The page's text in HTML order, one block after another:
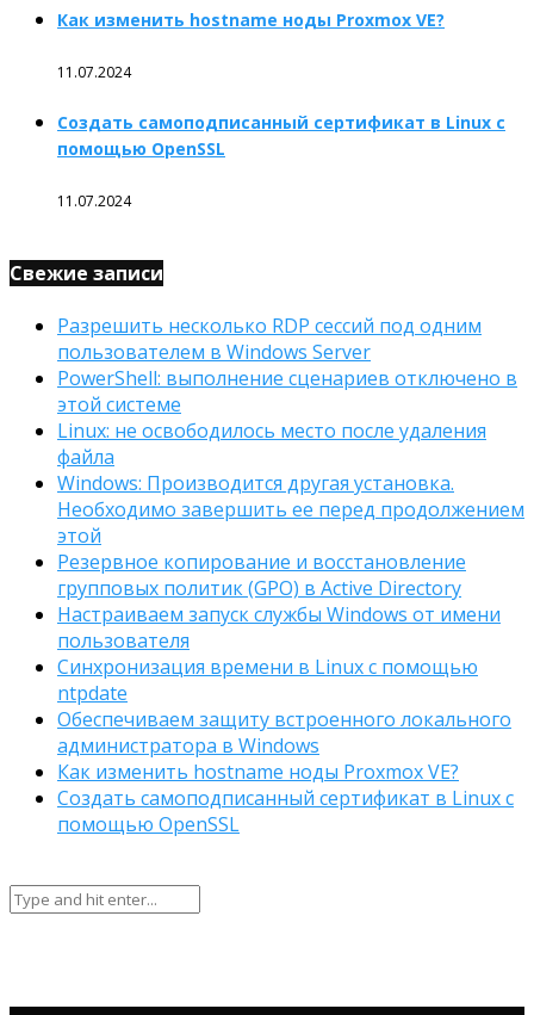
Как изменить hostname ноды Proxmox VE?
11.07.2024
Создать самоподписанный сертификат в Linux с
помощью OpenSSL
11.07.2024
Свежие записи
Разрешить несколько RDP сессий под одним
пользователем в Windows Server
PowerShell: выполнение сценариев отключено в
этой системе
Linux: не освободилось место после удаления
файла
Windows: Производится другая установка.
Необходимо завершить ее перед продолжением
этой
Резервное копирование и восстановление
групповых политик (GPO) в Active Directory
Настраиваем запуск службы Windows от имени
пользователя
Синхронизация времени в Linux с помощью
ntpdate
Обеспечиваем защиту встроенного локального
администратора в Windows
Как изменить hostname ноды Proxmox VE?
Создать самоподписанный сертификат в Linux с
помощью OpenSSL